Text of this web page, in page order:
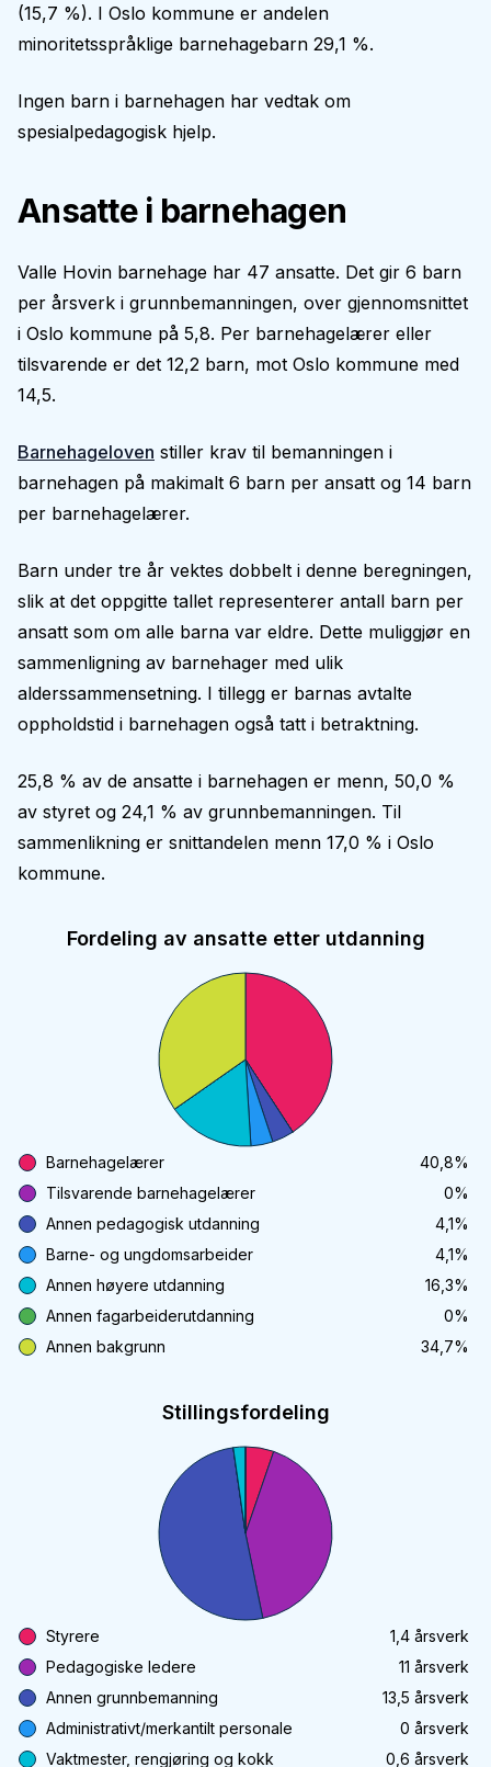
(15,7 %). I Oslo kommune er andelen
minoritetsspråklige barnehagebarn 29,1 %.
Ingen barn i barnehagen har vedtak om
spesialpedagogisk hjelp.
Ansatte i barnehagen
Valle Hovin barnehage har 47 ansatte. Det gir 6 barn
per årsverk i grunnbemanningen, over gjennomsnittet
i Oslo kommune på 5,8. Per barnehagelærer eller
tilsvarende er det 12,2 barn, mot Oslo kommune med
14,5.
Barnehageloven stiller krav til bemanningen i
barnehagen på makimalt 6 barn per ansatt og 14 barn
per barnehagelærer.
Barn under tre år vektes dobbelt i denne beregningen,
slik at det oppgitte tallet representerer antall barn per
ansatt som om alle barna var eldre. Dette muliggjør en
sammenligning av barnehager med ulik
alderssammensetning. I tillegg er barnas avtalte
oppholdstid i barnehagen også tatt i betraktning.
25,8 % av de ansatte i barnehagen er menn, 50,0 %
av styret og 24,1 % av grunnbemanningen. Til
sammenlikning er snittandelen menn 17,0 % i Oslo
kommune.
Fordeling av ansatte etter utdanning
Barnehagelærer 40,8%
Tilsvarende barnehagelærer
0%
Annen pedagogisk utdanning
4,1%
Barne- og ungdomsarbeider
4,1%
Annen høyere utdanning
16,3%
Annen fagarbeiderutdanning
0%
Annen bakgrunn
34,7%
Stillingsfordeling
Styrere 1,4 årsverk
Pedagogiske ledere
11 årsverk
Annen grunnbemanning
13,5 årsverk
Administrativt/merkantilt personale
0 årsverk
Vaktmester, rengjøring og kokk
0,6 årsverk